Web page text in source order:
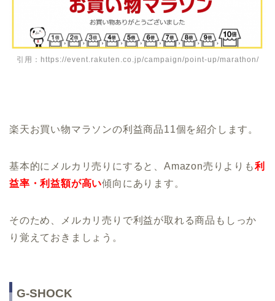
引用：https://event.rakuten.co.jp/campaign/point-up/marathon/
楽天お買い物マラソンの利益商品11個を紹介します。
基本的にメルカリ売りにすると、Amazon売りよりも利
益率・利益額が高い傾向にあります。
そのため、メルカリ売りで利益が取れる商品もしっか
り覚えておきましょう。
G-SHOCK